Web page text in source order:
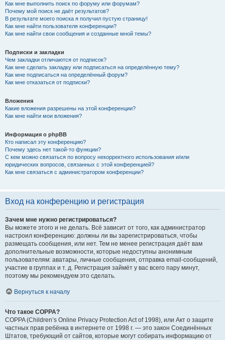
Как мне выполнить поиск по форуму или форумам?
Почему мой поиск не даёт результатов?
В результате моего поиска я получил пустую страницу!
Как мне найти пользователя конференции?
Как мне найти свои сообщения и созданные мной темы?
Подписки и закладки
Чем закладки отличаются от подписок?
Как мне сделать закладку или подписаться на определённую тему?
Как мне подписаться на определённый форум?
Как мне отказаться от подписки?
Вложения
Какие вложения разрешены на этой конференции?
Как мне найти мои вложения?
Информация о phpBB
Кто написал эту конференцию?
Почему здесь нет такой-то функции?
С кем можно связаться по вопросу некорректного использования и/или
юридических вопросов, связанных с этой конференцией?
Как мне связаться с администратором конференции?
Вход на конференцию и регистрация
Зачем мне нужно регистрироваться?
Вы можете этого и не делать. Всё зависит от того, как администратор
настроил конференцию: должны ли вы зарегистрироваться, чтобы
размещать сообщения, или нет. Тем не менее регистрация даёт вам
дополнительные возможности, которые недоступны анонимным
пользователям: аватары, личные сообщения, отправка email-сообщений,
участие в группах и т. д. Регистрация займёт у вас всего пару минут,
поэтому мы рекомендуем это сделать.
Вернуться к началу
Что такое COPPA?
COPPA (Children’s Online Privacy Protection Act of 1998), или Акт о защите
частных прав ребёнка в интернете от 1998 г. — это закон Соединённых
Штатов, требующий от сайтов, которые могут собирать информацию от